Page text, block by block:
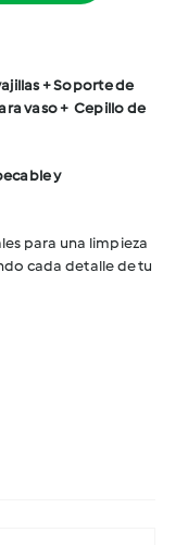
+ Soporte de
vaso + Cepillo de
y
para una limpieza
cada detalle de tu